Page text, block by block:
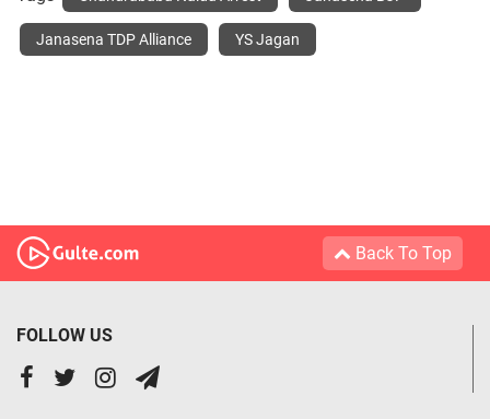
Janasena TDP Alliance YS Jagan
Back To Top
FOLLOW US